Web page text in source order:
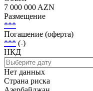
Статус
Погашена
Объем
7 000 000 AZN
Размещение
***
Погашение (оферта)
*** (-)
НКД